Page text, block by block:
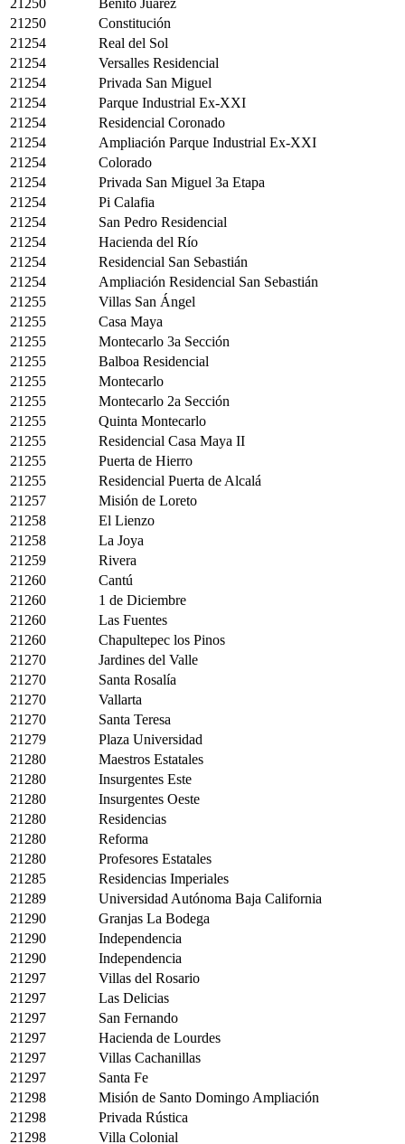
21250
Constitución
21254
Real del Sol
21254
Versalles Residencial
21254
Privada San Miguel
21254
Parque Industrial Ex-XXI
21254
Residencial Coronado
21254
Ampliación Parque Industrial Ex-XXI
21254
Colorado
21254
Privada San Miguel 3a Etapa
21254
Pi Calafia
21254
San Pedro Residencial
21254
Hacienda del Río
21254
Residencial San Sebastián
21254
Ampliación Residencial San Sebastián
21255
Villas San Ángel
21255
Casa Maya
21255
Montecarlo 3a Sección
21255
Balboa Residencial
21255
Montecarlo
21255
Montecarlo 2a Sección
21255
Quinta Montecarlo
21255
Residencial Casa Maya II
21255
Puerta de Hierro
21255
Residencial Puerta de Alcalá
21257
Misión de Loreto
21258
El Lienzo
21258
La Joya
21259
Rivera
21260
Cantú
21260
1 de Diciembre
21260
Las Fuentes
21260
Chapultepec los Pinos
21270
Jardines del Valle
21270
Santa Rosalía
21270
Vallarta
21270
Santa Teresa
21279
Plaza Universidad
21280
Maestros Estatales
21280
Insurgentes Este
21280
Insurgentes Oeste
21280
Residencias
21280
Reforma
21280
Profesores Estatales
21285
Residencias Imperiales
21289
Universidad Autónoma Baja California
21290
Granjas La Bodega
21290
Independencia
21290
Independencia
21297
Villas del Rosario
21297
Las Delicias
21297
San Fernando
21297
Hacienda de Lourdes
21297
Villas Cachanillas
21297
Santa Fe
21298
Misión de Santo Domingo Ampliación
21298
Privada Rústica
21298
Villa Colonial